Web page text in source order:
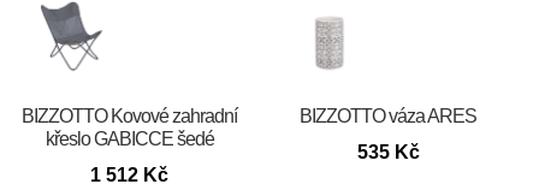
BIZZOTTO Kovové zahradní
křeslo GABICCE šedé
1 512 Kč
BIZZOTTO váza ARES
535 Kč